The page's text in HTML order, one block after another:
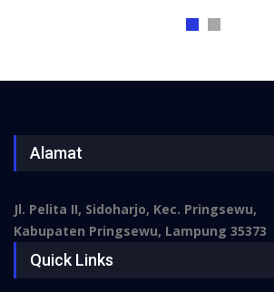
Alamat
Jl. Pelita II, Sidoharjo, Kec. Pringsewu,
Kabupaten Pringsewu, Lampung 35373
Quick Links